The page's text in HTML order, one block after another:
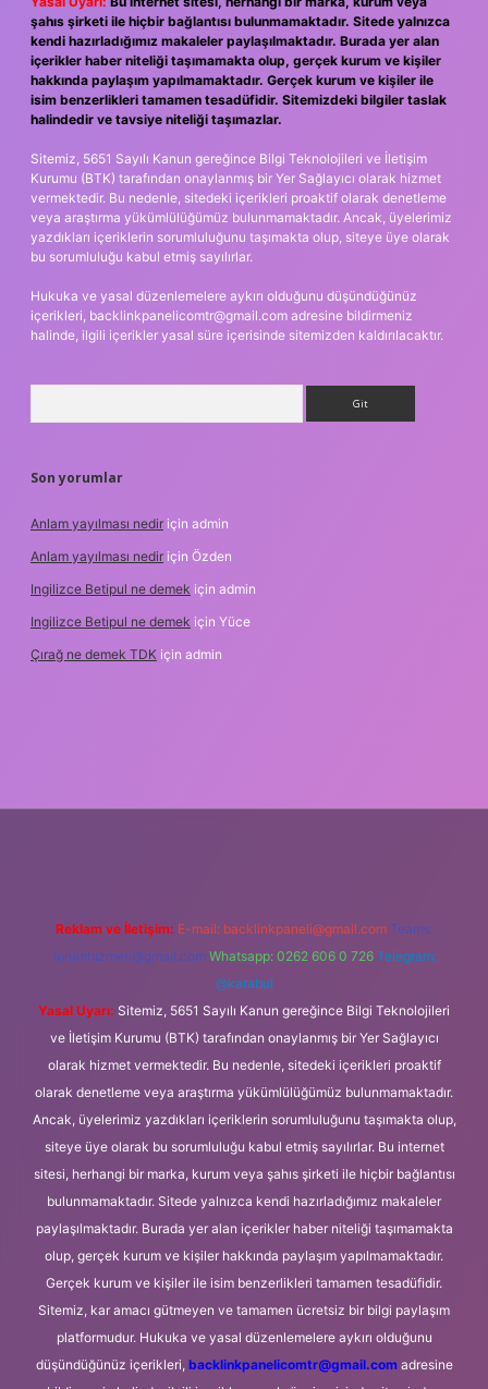
şahıs şirketi ile hiçbir bağlantısı bulunmamaktadır. Sitede yalnızca
kendi hazırladığımız makaleler paylaşılmaktadır. Burada yer alan
içerikler haber niteliği taşımamakta olup, gerçek kurum ve kişiler
hakkında paylaşım yapılmamaktadır. Gerçek kurum ve kişiler ile
isim benzerlikleri tamamen tesadüfidir. Sitemizdeki bilgiler taslak
halindedir ve tavsiye niteliği taşımazlar.
Sitemiz, 5651 Sayılı Kanun gereğince Bilgi Teknolojileri ve İletişim
Kurumu (BTK) tarafından onaylanmış bir Yer Sağlayıcı olarak hizmet
vermektedir. Bu nedenle, sitedeki içerikleri proaktif olarak denetleme
veya araştırma yükümlülüğümüz bulunmamaktadır. Ancak, üyelerimiz
yazdıkları içeriklerin sorumluluğunu taşımakta olup, siteye üye olarak
bu sorumluluğu kabul etmiş sayılırlar.
Hukuka ve yasal düzenlemelere aykırı olduğunu düşündüğünüz
içerikleri, backlinkpanelicomtr@gmail.com adresine bildirmeniz
halinde, ilgili içerikler yasal süre içerisinde sitemizden kaldırılacaktır.
Son yorumlar
Anlam yayılması nedir için admin
Anlam yayılması nedir için Özden
Ingilizce Betipul ne demek için admin
Ingilizce Betipul ne demek için Yüce
Çırağ ne demek TDK için admin
Reklam ve İletişim: E-mail: backlinkpaneli@gmail.com Teams:
forumhizmeti@gmail.com Whatsapp: 0262 606 0 726 Telegram:
@karabul
Yasal Uyarı: Sitemiz, 5651 Sayılı Kanun gereğince Bilgi Teknolojileri
ve İletişim Kurumu (BTK) tarafından onaylanmış bir Yer Sağlayıcı
olarak hizmet vermektedir. Bu nedenle, sitedeki içerikleri proaktif
olarak denetleme veya araştırma yükümlülüğümüz bulunmamaktadır.
Ancak, üyelerimiz yazdıkları içeriklerin sorumluluğunu taşımakta olup,
siteye üye olarak bu sorumluluğu kabul etmiş sayılırlar. Bu internet
sitesi, herhangi bir marka, kurum veya şahıs şirketi ile hiçbir bağlantısı
bulunmamaktadır. Sitede yalnızca kendi hazırladığımız makaleler
paylaşılmaktadır. Burada yer alan içerikler haber niteliği taşımamakta
olup, gerçek kurum ve kişiler hakkında paylaşım yapılmamaktadır.
Gerçek kurum ve kişiler ile isim benzerlikleri tamamen tesadüfidir.
Sitemiz, kar amacı gütmeyen ve tamamen ücretsiz bir bilgi paylaşım
platformudur. Hukuka ve yasal düzenlemelere aykırı olduğunu
düşündüğünüz içerikleri, backlinkpanelicomtr@gmail.comadresine